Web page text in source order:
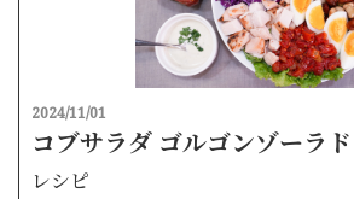
2024/11/01
コブサラダ ゴルゴンゾーラ
レシピ